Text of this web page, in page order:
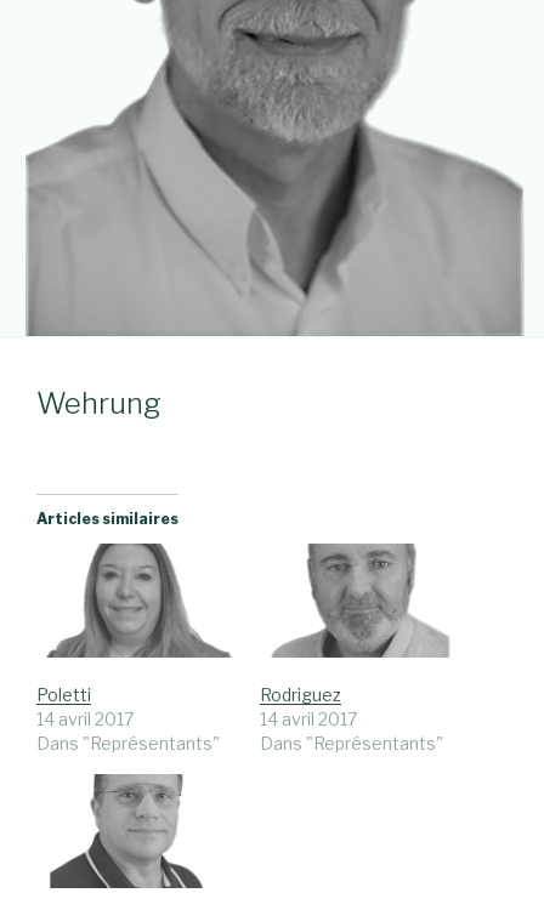
Wehrung
Articles similaires
Poletti
14 avril 2017
Dans "Représentants"
Rodriguez
14 avril 2017
Dans "Représentants"